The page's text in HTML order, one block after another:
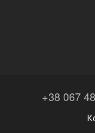
+38 067